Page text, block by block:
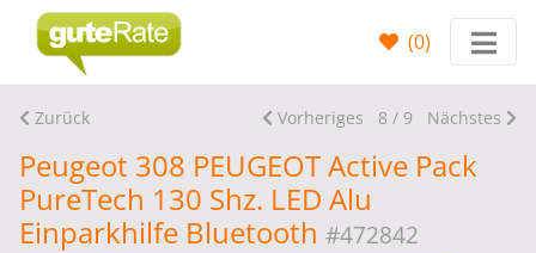
(0)
Zurück Vorheriges 8 / 9 Nächstes
Peugeot 308 PEUGEOT Active Pack
PureTech 130 Shz. LED Alu
Einparkhilfe Bluetooth #472842